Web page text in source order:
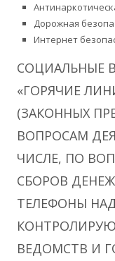
Дорожная
Интернет
СОЦИАЛЬНЫЕ
«ГОРЯЧИЕ
(ЗАКОННЫХ
ВОПРОСАМ
ЧИСЛЕ, ПО
СБОРОВ
ТЕЛЕФОНЫ
ВЕДОМСТВ И